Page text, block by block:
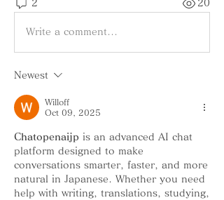
2 20
Write a comment...
Newest
Willoff
Oct 09, 2025
Chatopenaijp is an advanced AI chat
platform designed to make
conversations smarter, faster, and more
natural in Japanese. Whether you need
help with writing, translations, studying,